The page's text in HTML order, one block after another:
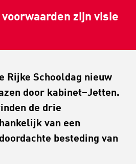
voorwaarden zijn visie
Rijke Schooldag nieuw
door kabinet–Jetten.
de drie
van een
besteding van